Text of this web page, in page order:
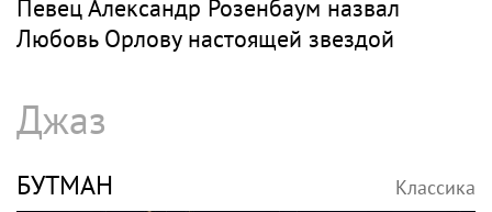
Певец Александр Розенбаум назвал
Любовь Орлову настоящей звездой
Джаз
БУТМАН Классика